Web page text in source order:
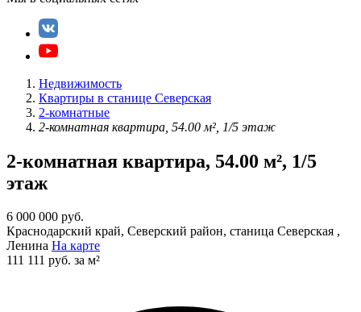
Недвижимость
Квартиры в станице Северская
2-комнатные
2-комнатная квартира, 54.00 м², 1/5 этаж
2-комнатная квартира, 54.00 м², 1/5
этаж
6 000 000 руб.
Краснодарский край, Северский район, станица Северская ,
Ленина На карте
111 111 руб. за м²